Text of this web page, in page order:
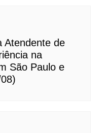
Atendente de
na
São Paulo e